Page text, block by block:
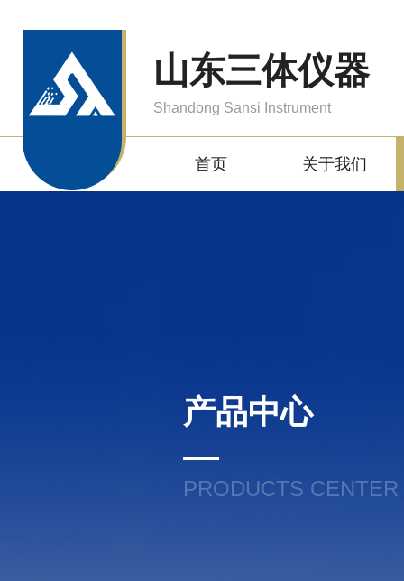
山东三体仪器
Shandong Sansi Instrument
首页 关于我们
产品中心
PRODUCTS CENTER